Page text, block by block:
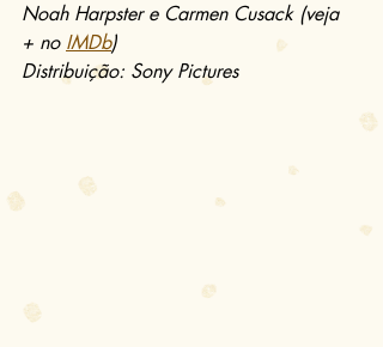
Noah Harpster e Carmen Cusack (veja
+ no IMDb)
Distribuição: Sony Pictures